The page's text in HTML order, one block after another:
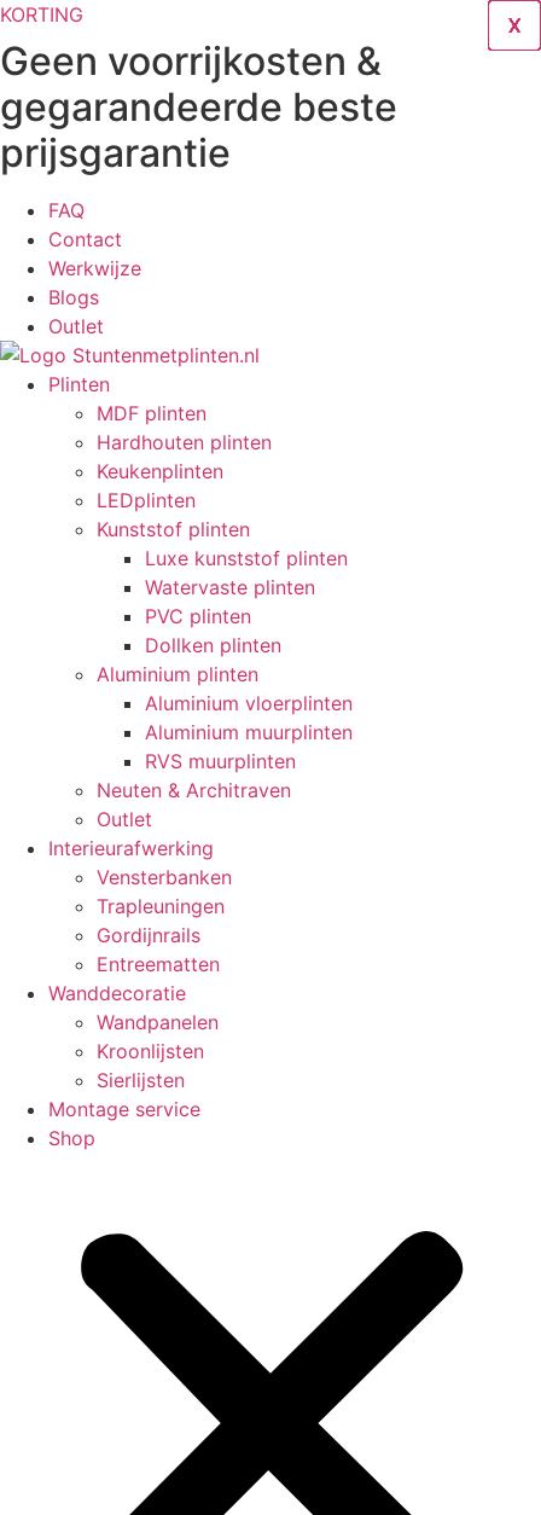
Ga
naar
de
inhoud
KORTING
Geen voorrijkosten &
gegarandeerde beste
prijsgarantie
FAQ
Contact
Werkwijze
Blogs
Outlet
Plinten
MDF plinten
Hardhouten plinten
Keukenplinten
LEDplinten
Kunststof plinten
Luxe kunststof plinten
Watervaste plinten
PVC plinten
Dollken plinten
Aluminium plinten
Aluminium vloerplinten
Aluminium muurplinten
RVS muurplinten
Neuten & Architraven
Outlet
Interieurafwerking
Vensterbanken
Trapleuningen
Gordijnrails
Entreematten
Wanddecoratie
Wandpanelen
Kroonlijsten
Sierlijsten
Montage service
Shop
X
X
X
X
X
X
X
X
X